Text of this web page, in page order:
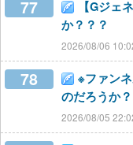
77
【Gジェ
か？？？
2026/08/06
78
※ファン
のだろうか？
2026/08/05